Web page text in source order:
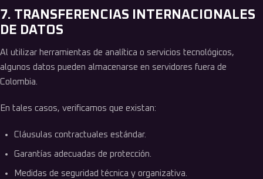
7. TRANSFERENCIAS INTERNACIONALES
DE DATOS
Al utilizar herramientas de analítica o servicios tecnológicos,
algunos datos pueden almacenarse en servidores fuera de
Colombia.
En tales casos, verificamos que existan:
Cláusulas contractuales estándar.
Garantías adecuadas de protección.
Medidas de seguridad técnica y organizativa.